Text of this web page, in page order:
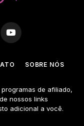
YouTube
SOBRE NÓS
de afiliado,
nossos links
adicional a você.